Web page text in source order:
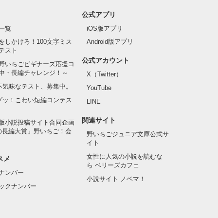
覧
しかけろ！100文字ミス
スト
いちごビギナーズ応援コ
・長編チャレンジ！～
味なテスト、募集中。
ッ！こわい短編コンテス
小説投稿サイト合同企画
長編大賞」野いちご！会
メ
ンバー
クナンバー
公式アプリ
iOS版アプリ
Android版アプリ
公式アカウント
X（Twitter）
YouTube
LINE
関連サイト
野いちごジュニア文庫公式サ
イト
女性に人気の小説を読むな
ら ベリーズカフェ
小説サイト ノベマ！